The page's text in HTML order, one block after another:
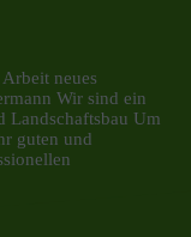
neues
Wir sind ein
Landschaftsbau Um
guten und